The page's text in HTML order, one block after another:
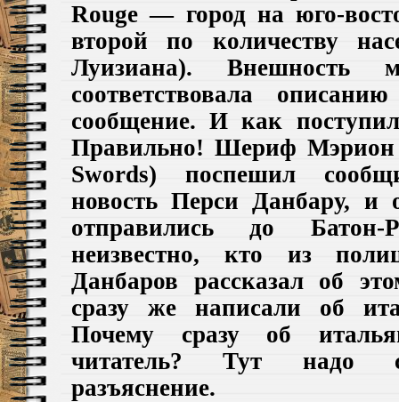
Rouge — город на юго-
второй по количеству
Луизиана). Внешность
соответствовала
сообщение. И как
Правильно! Шериф
Swords) поспешил
новость Перси Данбару, и
отправились до
неизвестно, кто из
Данбаров рассказал об
сразу же написали об
Почему сразу об
читатель? Тут надо
разъяснение.